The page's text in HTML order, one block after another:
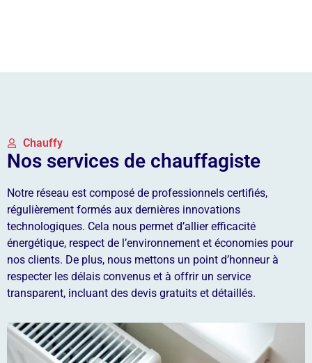
Chauffy
Nos services de chauffagiste
Notre réseau est composé de professionnels certifiés,
régulièrement formés aux dernières innovations
technologiques. Cela nous permet d’allier efficacité
énergétique, respect de l’environnement et économies pour
nos clients. De plus, nous mettons un point d’honneur à
respecter les délais convenus et à offrir un service
transparent, incluant des devis gratuits et détaillés.